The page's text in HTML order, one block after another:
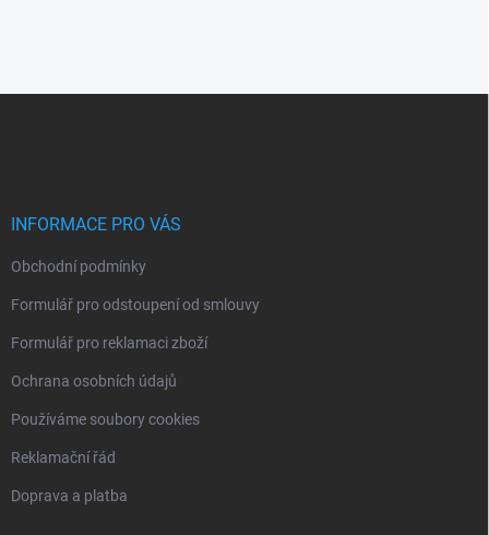
INFORMACE PRO VÁS
Obchodní podmínky
Formulář pro odstoupení od smlouvy
Formulář pro reklamaci zboží
Ochrana osobních údajů
Používáme soubory cookies
Reklamační řád
Doprava a platba